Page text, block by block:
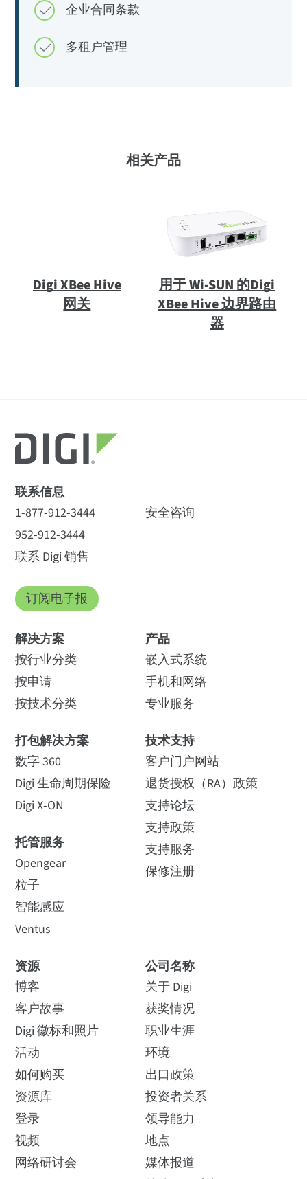
企业合同条款
多租户管理
相关产品
Digi XBee Hive
网关
用于 Wi-SUN 的Digi
XBee Hive 边界路由
器
全球覆盖范围
185个国家、600多个网络、8个计费区
查找您所在国家的覆盖区域
第1
区
欧
洲/
美国
XBGC
USAG
奥兰
廷
全部 (11) 访问与使用
访问与使用
新
XBGC-GL-GD-AF
如何购买
新
Digi XBee 连接区 1 — 欧洲/美国
XBGC-Z1-GD-使用说明
新
Digi XBee 连接区 2 — 美洲 / 亚太地区
XBGC-Z2-GD-使用说明
如何购买
新
Digi XBee 连接区 3 — 中东/亚洲
XBGC-Z3-GD-使用说明
托管连接服务
我们的团队可以帮助您管理
协议和最佳实践指导、选择
运营商、安装和管理 SIM
卡，甚至提供捆绑数据计
我需要这个 查看数据表
用于 Wi-SUN 射频模块
的Digi XBee
解决方案，具有更强的续航
能力、可靠性和能效，适用
于智能城市和工业IoT 网络
查看产品
用于 Wi-SUN 的Digi
XBee Hive 边界路由器
高性能可编程XBee边界路由
弹性的Wi-SUN可扩展网状连
接
Digi XBee Hive 网关
多功能可编程IoT ，配备Digi
XBee 模块、Digi XBee 及Digi
ConnectCore 您所有无线连
接需求
查看产品
联系信息
1-877-912-3444
952-912-3444
联系 Digi 销售
安全咨询
订阅电子报
解决方案
按行业分类
按申请
按技术分类
打包解决方案
数字 360
Digi 生命周期保险
Digi X-ON
托管服务
Opengear
粒子
智能感应
Ventus
产品
嵌入式系统
手机和网络
专业服务
技术支持
客户门户网站
退货授权（RA）政策
支持论坛
支持政策
支持服务
保修注册
资源
博客
客户故事
Digi 徽标和照片
活动
如何购买
资源库
登录
视频
网络研讨会
公司名称
关于 Digi
获奖情况
职业生涯
环境
出口政策
投资者关系
领导能力
地点
媒体报道